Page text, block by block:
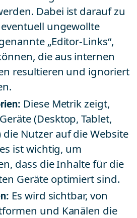
Dabei ist darauf zu
ungewollte
„Editor-Links“,
die aus internen
resultieren und ignoriert
Diese Metrik zeigt,
(Desktop, Tablet,
die Nutzer auf die Website
ist wichtig, um
dass die Inhalte für die
Geräte optimiert sind.
Es wird sichtbar, von
und Kanälen die